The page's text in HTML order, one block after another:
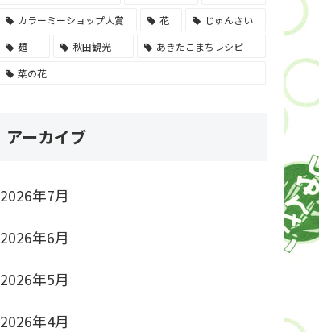
カラーミーショップ大賞
花
じゅんさい
麺
秋田観光
あきたこまちレシピ
菜の花
アーカイブ
2026年7月
2026年6月
2026年5月
2026年4月